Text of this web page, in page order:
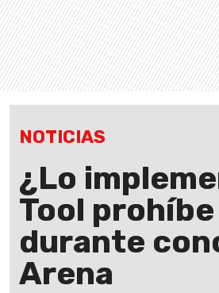
NOTICIAS
¿Lo
Tool
durante
Arena